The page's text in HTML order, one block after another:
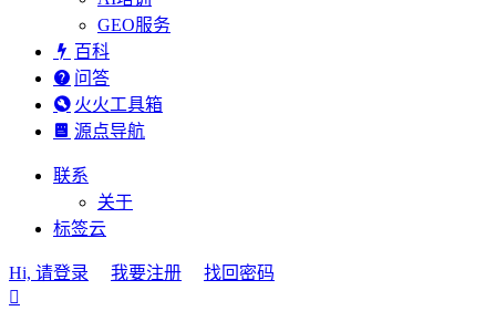
GEO服务
百科
问答
火火工具箱
源点导航
联系
关于
标签云
Hi, 请登录 我要注册
找回密码
